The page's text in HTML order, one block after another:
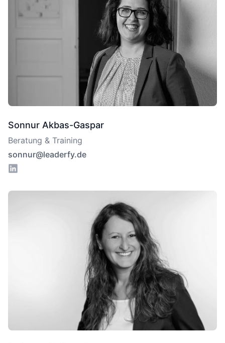
Sonnur Akbas-Gaspar
Beratung & Training
sonnur@leaderfy.de